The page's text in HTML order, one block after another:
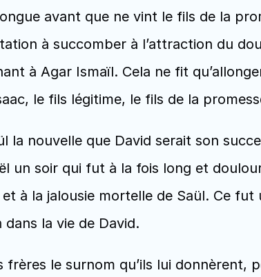
avant que ne vint le fils de la
à succomber à l’attraction du
à Agar Ismaïl. Cela ne fit
le fils légitime, le fils de la
un soir qui fut à la fois long et
à la jalousie mortelle de Saül. Ce fut
la vie de David.